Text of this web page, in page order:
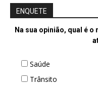
ENQUETE
Na sua opinião, qual é
Saúde
Trânsito